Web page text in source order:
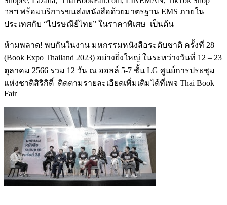
ฯลฯ พร้อมบริการขนส่งหนังสือด้วยมาตรฐาน EMS ภายใน
ประเทศกับ “ไปรษณีย์ไทย” ในราคาพิเศษ เป็นต้น
ห้ามพลาด! พบกันในงาน มหกรรมหนังสือระดับชาติ ครั้งที่ 28
(Book Expo Thailand 2023) อย่างยิ่งใหญ่ ในระหว่างวันที่ 12 – 23
ตุลาคม 2566 รวม 12 วัน ณ ฮอลล์ 5-7 ชั้น LG ศูนย์การประชุม
แห่งชาติสิริกิติ์ ติดตามรายละเอียดเพิ่มเติมได้ที่เพจ Thai Book
Fair